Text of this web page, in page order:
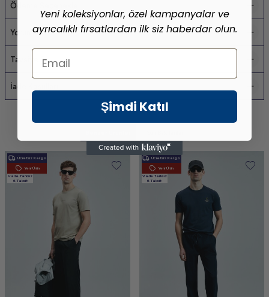
Ödeme Seçenekleri
Yorumlar
Tavsiye Et
İade Koşulları
Ücretsiz Kargo
Yeni Ürün
Vade farksız
6 Taksit
Ücretsiz Kargo
Yeni Ürün
Vade farksız
6 Taksit
Yeni koleksiyonlar, özel kampanyalar ve
ayrıcalıklı fırsatlardan ilk siz haberdar olun.
Email
Şimdi Katıl